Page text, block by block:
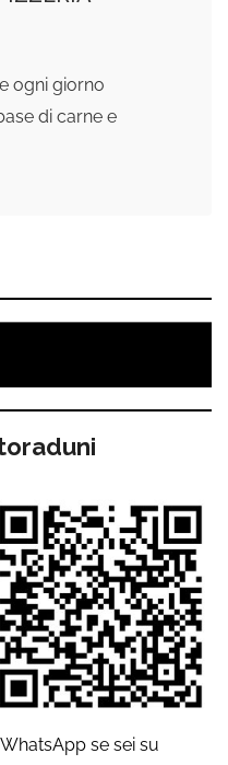
ogni giorno
di carne e
se sei su